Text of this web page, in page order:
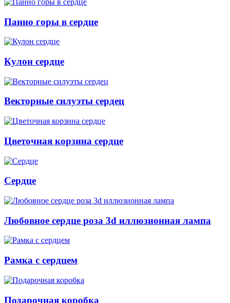
Панно горы в сердце
Кулон сердце
Векторные силуэты сердец
Цветочная корзина сердце
Сердце
Любовное сердце роза 3d иллюзионная лампа
Рамка с сердцем
Подарочная коробка